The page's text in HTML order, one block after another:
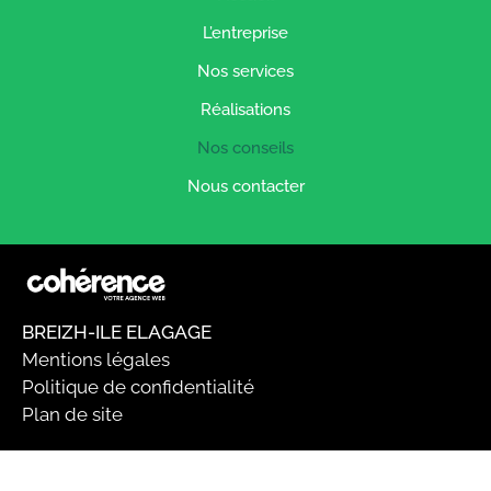
L’entreprise
Nos services
Réalisations
Nos conseils
Nous contacter
BREIZH-ILE ELAGAGE
Mentions légales
Politique de confidentialité
Plan de site